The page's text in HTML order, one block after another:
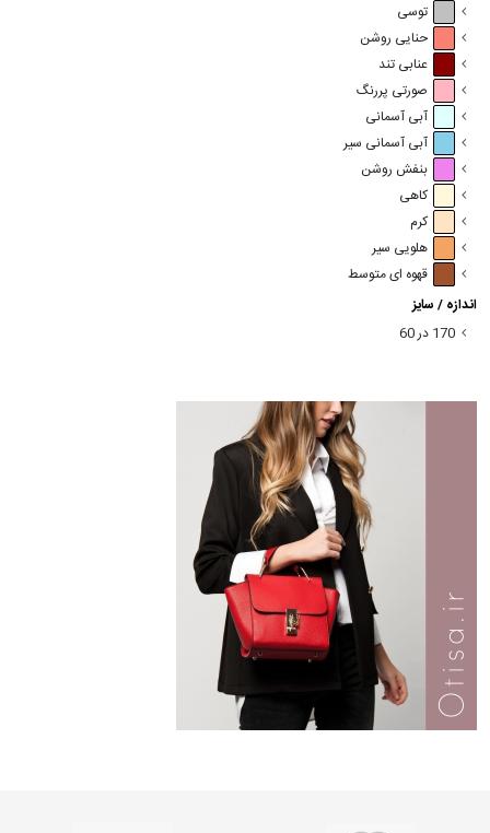
توسی
حنایی روشن
عنابی تند
صورتی پررنگ
آبی آسمانی
آبی آسمانی سیر
بنفش روشن
کاهی
کرم
هلویی سیر
قهوه ای متوسط
اندازه / سایز
170 در 60